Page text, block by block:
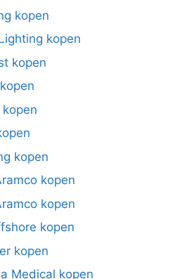
kopen
kopen
kopen
kopen
kopen
kopen
kopen
kopen
Medical kopen